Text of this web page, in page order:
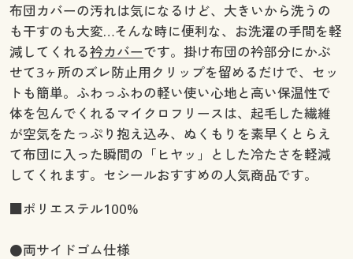
布団カバーの汚れは気になるけど、大きいから洗うの
も干すのも大変…そんな時に便利な、お洗濯の手間を軽
減してくれる衿カバーです。掛け布団の衿部分にかぶ
せて3ヶ所のズレ防止用クリップを留めるだけで、セッ
トも簡単。ふわっふわの軽い使い心地と高い保温性で
体を包んでくれるマイクロフリースは、起毛した繊維
が空気をたっぷり抱え込み、ぬくもりを素早くとらえ
て布団に入った瞬間の「ヒヤッ」とした冷たさを軽減
してくれます。セシールおすすめの人気商品です。
■ポリエステル100%
●両サイドゴム仕様